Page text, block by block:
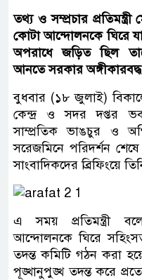
তথ্য ও সম্প্রচার
কোটা আন্দোলনকে ঘিরে
অপরাধে জড়িত ছিল
আনতে সরকার
বুধবার (১৮ জুলাই)
কেন্দ্র ও সদর দপ্তর
সাম্প্রতিক ভাঙচুর ও
সরেজমিনে পরিদর্শন
সাংবাদিকদের ব্রিফিংয়ে
এ সময় প্রতিমন্ত্রী
আন্দোলনকে ঘিরে
তদন্ত কমিটি গঠন করা
পূঙ্খানুপুঙ্খ তদন্ত করে